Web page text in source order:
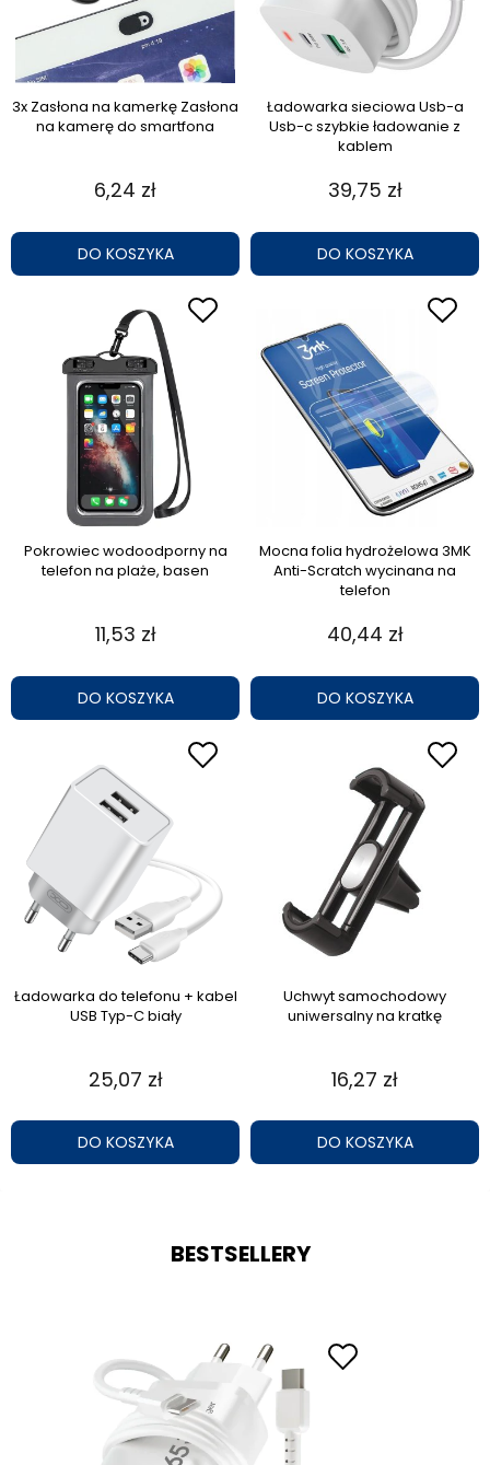
3x Zasłona na kamerkę Zasłona
na kamerę do smartfona
6,24 zł
DO KOSZYKA
Ładowarka sieciowa Usb-a
Usb-c szybkie ładowanie z
kablem
39,75 zł
DO KOSZYKA
Pokrowiec wodoodporny na
telefon na plaże, basen
11,53 zł
DO KOSZYKA
Mocna folia hydrożelowa 3MK
Anti-Scratch wycinana na
telefon
40,44 zł
DO KOSZYKA
Ładowarka do telefonu + kabel
USB Typ-C biały
25,07 zł
DO KOSZYKA
Uchwyt samochodowy
uniwersalny na kratkę
16,27 zł
DO KOSZYKA
BESTSELLERY